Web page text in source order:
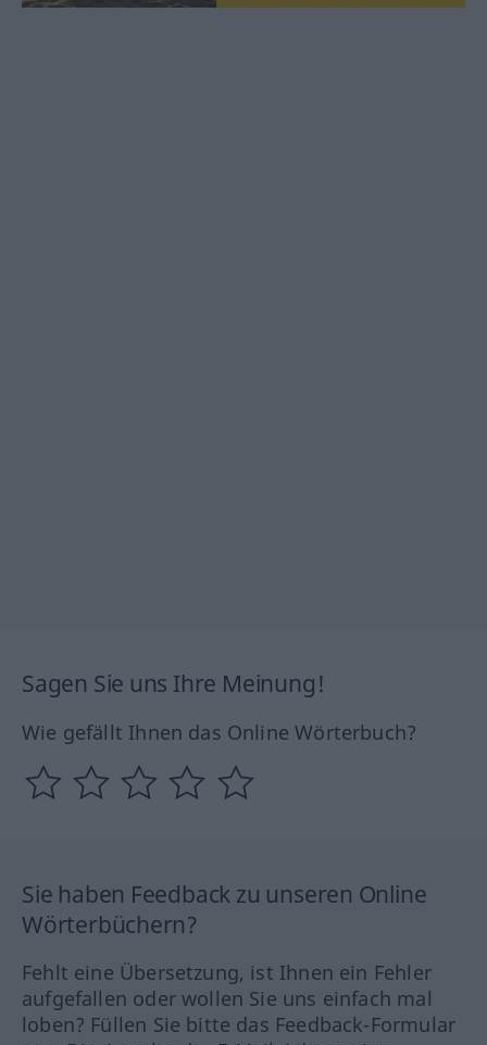
Sagen Sie uns Ihre Meinung!
Wie gefällt Ihnen das Online Wörterbuch?
Sie haben Feedback zu unseren Online
Wörterbüchern?
Fehlt eine Übersetzung, ist Ihnen ein Fehler
aufgefallen oder wollen Sie uns einfach mal
loben? Füllen Sie bitte das Feedback-Formular